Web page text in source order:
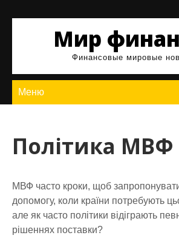
Мир
Финансовые мировые
Меню
Політика МВФ
МВФ часто кроки, щоб
допомогу, коли країни потребують
але як часто політики відіграють
рішеннях поставки?